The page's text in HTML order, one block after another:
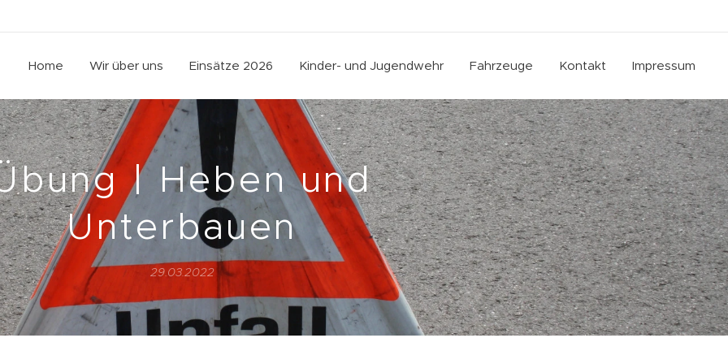
Home Wir über uns Einsätze 2026 Kinder- und Jugendwehr Fahrzeuge Kontakt Impressum
| Heben und
Unterbauen
29.03.2022